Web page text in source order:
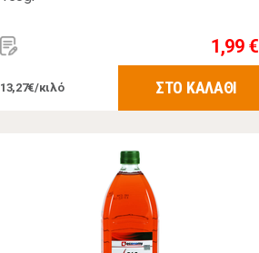
1,99 €
13,27€/κιλό ΣΤΟ ΚΑΛΑΘΙ